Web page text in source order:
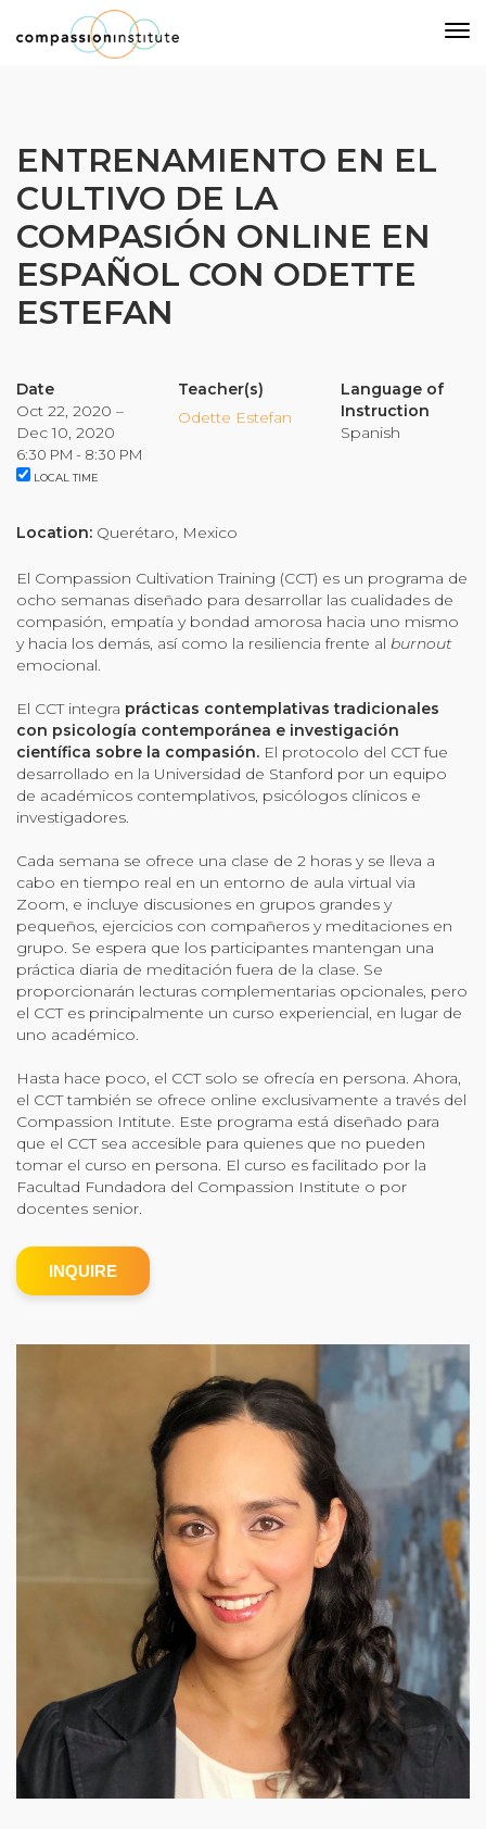
Our Mission
Why Compassion Training?
Our Team
About Thupten Jinpa, PhD
Our Partners & Donors
Our Work
Building Compassion From the Inside Out
Compassion Cultivation Training© (CCT™)
CCT™ Teacher Training 2023
Law Enforcement & Public Safety
Free Resources
Free Media
Login
Community Login
Donate
ENTRENAMIENTO EN EL
CULTIVO DE LA
COMPASIÓN ONLINE EN
ESPAÑOL CON ODETTE
ESTEFAN
Date
Oct 22, 2020 –
Dec 10, 2020
6:30 PM - 8:30 PM
LOCAL TIME
Teacher(s)
Odette Estefan
Language of
Instruction
Spanish
Location: Querétaro, Mexico
El Compassion Cultivation Training (CCT) es un programa de
ocho semanas diseñado para desarrollar las cualidades de
compasión, empatía y bondad amorosa hacia uno mismo
y hacia los demás, así como la resiliencia frente al burnout
emocional.
El CCT integra prácticas contemplativas tradicionales
con psicología contemporánea e investigación
científica sobre la compasión. El protocolo del CCT fue
desarrollado en la Universidad de Stanford por un equipo
de académicos contemplativos, psicólogos clínicos e
investigadores.
Cada semana se ofrece una clase de 2 horas y se lleva a
cabo en tiempo real en un entorno de aula virtual via
Zoom, e incluye discusiones en grupos grandes y
pequeños, ejercicios con compañeros y meditaciones en
grupo. Se espera que los participantes mantengan una
práctica diaria de meditación fuera de la clase. Se
proporcionarán lecturas complementarias opcionales, pero
el CCT es principalmente un curso experiencial, en lugar de
uno académico.
Hasta hace poco, el CCT solo se ofrecía en persona. Ahora,
el CCT también se ofrece online exclusivamente a través del
Compassion Intitute. Este programa está diseñado para
que el CCT sea accesible para quienes que no pueden
tomar el curso en persona. El curso es facilitado por la
Facultad Fundadora del Compassion Institute o por
docentes senior.
INQUIRE